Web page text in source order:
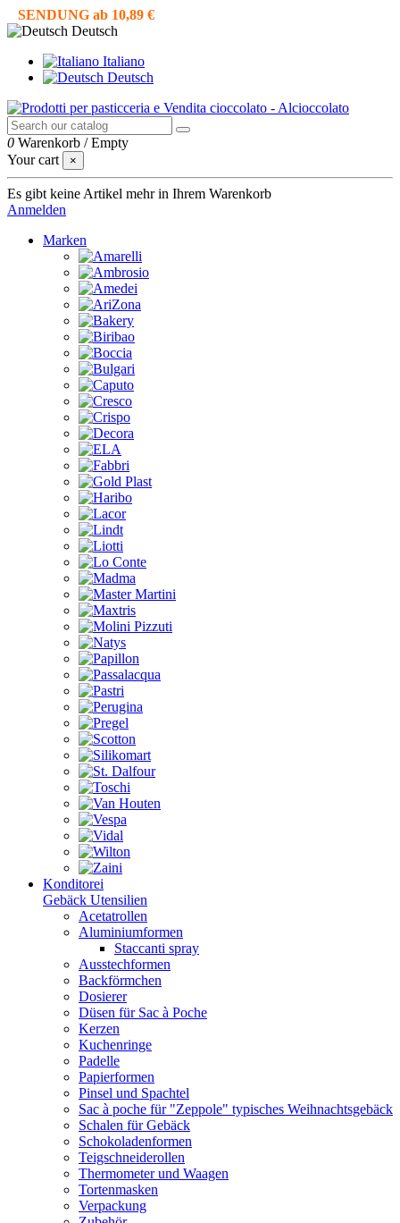
SENDUNG ab 10,89 €
Deutsch
Italiano
Deutsch
0 Warenkorb /Empty
Your cart
×
Es gibt keine Artikel mehr in Ihrem Warenkorb
Anmelden
Marken
Konditorei
Gebäck Utensilien
Acetatrollen
Aluminiumformen
Staccanti spray
Ausstechformen
Backförmchen
Dosierer
Düsen für Sac à Poche
Kerzen
Kuchenringe
Padelle
Papierformen
Pinsel und Spachtel
Sac à poche für "Zeppole" typisches Weihnachtsgebäck
Schalen für Gebäck
Schokoladenformen
Teigschneiderollen
Thermometer und Waagen
Tortenmasken
Verpackung